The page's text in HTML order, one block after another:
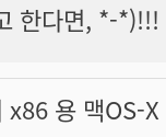
한다면, *-*)!!!
x86 용 맥OS-